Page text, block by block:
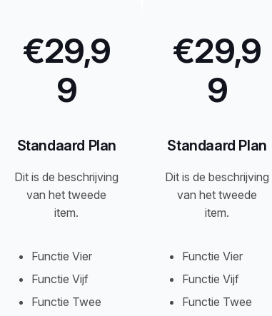
€29,9
9
Standaard Plan
Dit is de beschrijving
van het tweede
item.
Functie Vier
Functie Vijf
Functie Twee
€29,9
9
Standaard Plan
Dit is de beschrijving
van het tweede
item.
Functie Vier
Functie Vijf
Functie Twee